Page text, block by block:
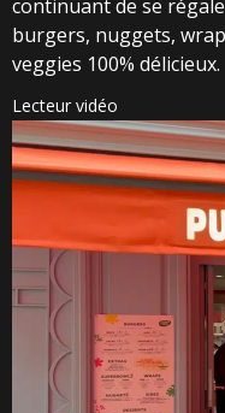
continuant de se
burgers, nuggets,
veggies 100% délicieux.
Lecteur vidéo